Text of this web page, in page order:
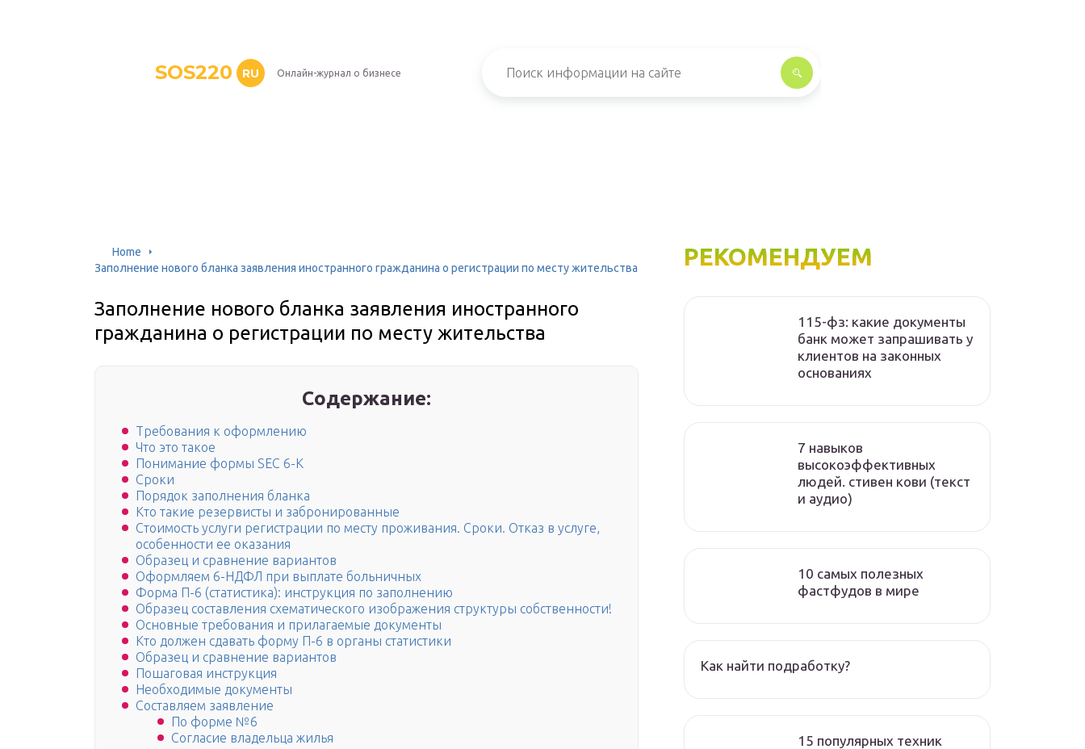
SOS220 RU Онлайн-журнал о бизнесе
Home
Заполнение нового бланка заявления иностранного гражданина о регистрации по месту жительства
Заполнение нового бланка заявления иностранного
гражданина о регистрации по месту жительства
Содержание:
Требования к оформлению
Что это такое
Понимание формы SEC 6-K
Сроки
Порядок заполнения бланка
Кто такие резервисты и забронированные
Стоимость услуги регистрации по месту проживания. Сроки. Отказ в услуге,
особенности ее оказания
Образец и сравнение вариантов
Оформляем 6-НДФЛ при выплате больничных
Форма П-6 (статистика): инструкция по заполнению
Образец составления схематического изображения структуры собственности!
Основные требования и прилагаемые документы
Кто должен сдавать форму П-6 в органы статистики
Образец и сравнение вариантов
Пошаговая инструкция
Необходимые документы
Составляем заявление
По форме №6
Согласие владельца жилья
РЕКОМЕНДУЕМ
115-фз: какие документы
банк может запрашивать у
клиентов на законных
основаниях
7 навыков
высокоэффективных
людей. стивен кови (текст
и аудио)
10 самых полезных
фастфудов в мире
Как найти подработку?
15 популярных техник